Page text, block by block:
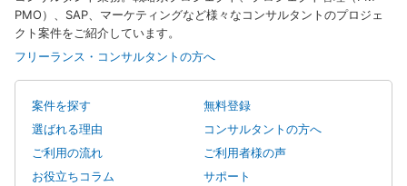
PMO）、SAP、マーケティングなど様々なコンサルタントのプロジェ
クト案件をご紹介しています。
フリーランス・コンサルタントの方へ
案件を探す
無料登録
選ばれる理由
コンサルタントの方へ
ご利用の流れ
ご利用者様の声
お役立ちコラム
サポート